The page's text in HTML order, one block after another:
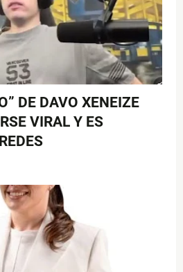
DE DAVO XENEIZE
VIRAL Y ES